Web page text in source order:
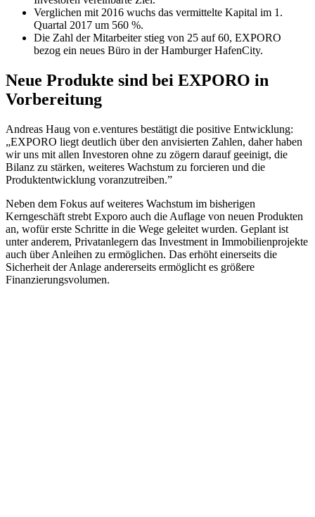
Verglichen mit 2016 wuchs das vermittelte Kapital im 1.
Quartal 2017 um 560 %.
Die Zahl der Mitarbeiter stieg von 25 auf 60, EXPORO
bezog ein neues Büro in der Hamburger HafenCity.
Neue Produkte sind bei EXPORO in
Vorbereitung
Andreas Haug von e.ventures bestätigt die positive Entwicklung:
„EXPORO liegt deutlich über den anvisierten Zahlen, daher haben
wir uns mit allen Investoren ohne zu zögern darauf geeinigt, die
Bilanz zu stärken, weiteres Wachstum zu forcieren und die
Produktentwicklung voranzutreiben.”
Neben dem Fokus auf weiteres Wachstum im bisherigen
Kerngeschäft strebt Exporo auch die Auflage von neuen Produkten
an, wofür erste Schritte in die Wege geleitet wurden. Geplant ist
unter anderem, Privatanlegern das Investment in Immobilienprojekte
auch über Anleihen zu ermöglichen. Das erhöht einerseits die
Sicherheit der Anlage andererseits ermöglicht es größere
Finanzierungsvolumen.